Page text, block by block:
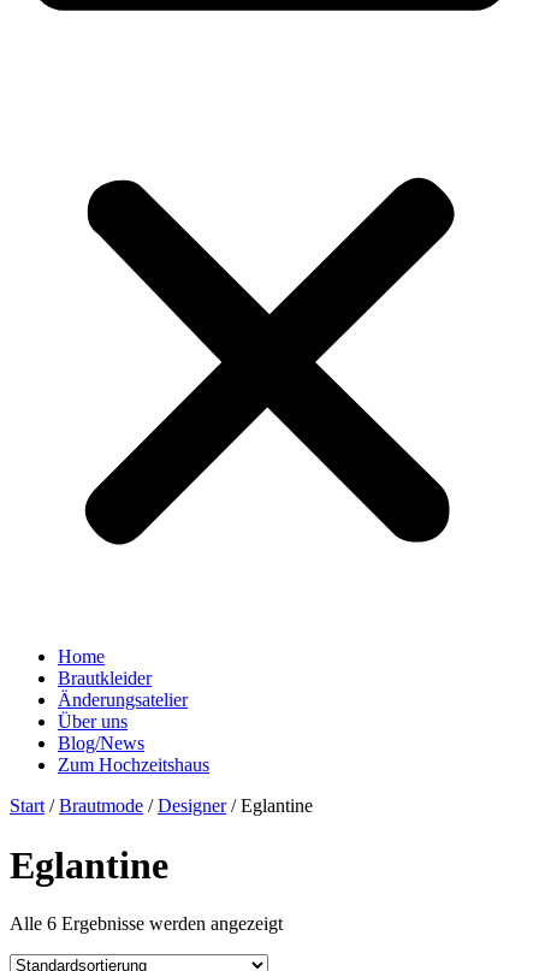
Home
Brautkleider
Änderungsatelier
Über uns
Blog/News
Zum Hochzeitshaus
Start /Brautmode /Designer/ Eglantine
Eglantine
Alle 6 Ergebnisse werden angezeigt